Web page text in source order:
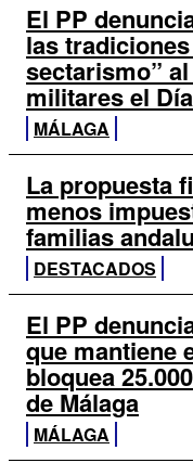
El PP
las
sectarismo”
militares el
MÁLAGA
La propuesta
menos
familias
DESTACADOS
El PP
que mantiene
bloquea
de Málaga
MÁLAGA